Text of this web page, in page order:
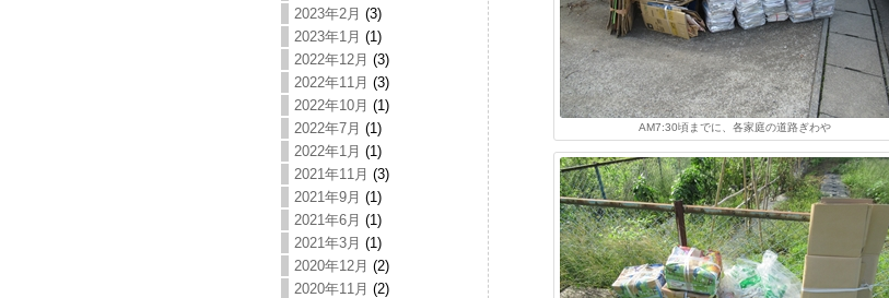
2023年2月 (3)
2023年1月 (1)
2022年12月 (3)
2022年11月 (3)
2022年10月 (1)
2022年7月 (1)
2022年1月 (1)
2021年11月 (3)
2021年9月 (1)
2021年6月 (1)
2021年3月 (1)
2020年12月 (2)
2020年11月 (2)
AM7:30頃までに、各家庭の道路ぎわや